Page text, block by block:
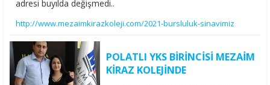
adresi buyılda değişmedi..
http://www.mezaimkirazkoleji.com/2021-bursluluk-sinavimiz
POLATLI YKS BİRİNCİSİ MEZAİM
KİRAZ KOLEJİNDE